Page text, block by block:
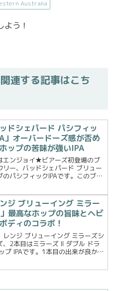
Australia
う！
連する記事はこち
ッドシェパード パシフィッ
」オーバードーズ感が否め
ップの苦味が強いIPA
エンジョイ★ビアーズ初登場のブ
リー、バッドシェパード ブリュー
のパシフィックIPAです。このブリ
かし、その時には何故だか手がの
んでした。多...
ンジ ブリューイング ミラー
最高なホップの旨味とヘビ
ディのコラボ！
レンジ ブリューイング ミラーズシ
、2本目はミラーズ II ダブル ドラ
プ IPAです。1本目の出来が良かっ
わいがどのようなものか楽しみで